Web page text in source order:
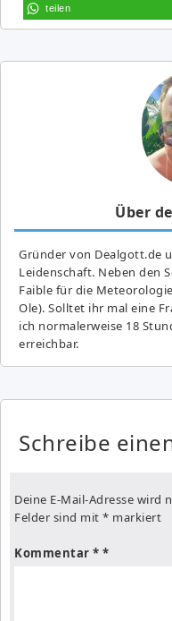
teilen
Über
Gründer von Dealgott.de
Leidenschaft. Neben den
Fai­ble für die
Ole). Solltet ihr mal eine
ich normalerweise 18
erreichbar.
Schreibe
Deine E-Mail-Adresse wird
Felder sind mit * markiert
Kommentar *